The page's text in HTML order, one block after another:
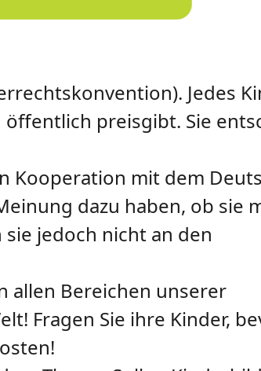
Jedes
preisgibt. Sie
Kooperation mit dem
dazu haben, ob sie
jedoch nicht an den
allen Bereichen unserer
Fragen Sie ihre Kinder,